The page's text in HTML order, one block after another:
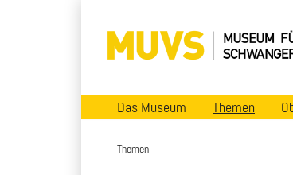
Das Museum Themen
Themen